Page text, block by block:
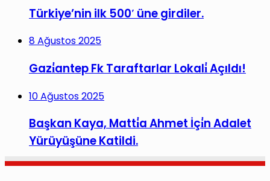
Türkiye’nin ilk 500′ üne girdiler.
8 Ağustos 2025
Gazi̇antep Fk Taraftarlar Lokali̇ Açıldı!
10 Ağustos 2025
Başkan Kaya, Matti̇a Ahmet İçi̇n Adalet
Yürüyüşüne Katildi.